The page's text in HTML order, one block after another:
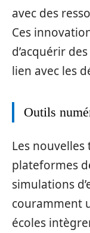
avec des
Ces
d’acquérir
lien avec les
Outils
Les
plateformes
simulations
couramment
écoles